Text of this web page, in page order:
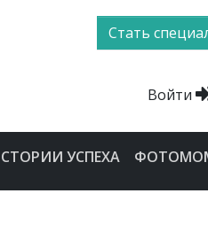
Стать
Войти
УСПЕХА